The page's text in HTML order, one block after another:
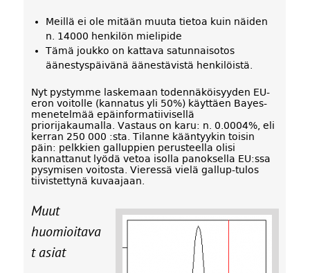
Meillä ei ole mitään muuta tietoa kuin näiden
n. 14000 henkilön mielipide
Tämä joukko on kattava satunnaisotos
äänestyspäivänä äänestävistä henkilöistä.
Nyt pystymme laskemaan todennäköisyyden EU-
eron voitolle (kannatus yli 50%) käyttäen Bayes-
menetelmää epäinformatiivisellä
priorijakaumalla. Vastaus on karu: n. 0.0004%, eli
kerran 250 000 :sta. Tilanne kääntyykin toisin
päin: pelkkien galluppien perusteella olisi
kannattanut lyödä vetoa isolla panoksella EU:ssa
pysymisen voitosta. Vieressä vielä gallup-tulos
tiivistettynä kuvaajaan.
Muut
huomioitava
t asiat